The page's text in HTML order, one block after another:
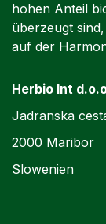
hohen Anteil
überzeugt
auf der
Herbio Int
Jadranska
2000 Maribor
Slowenien